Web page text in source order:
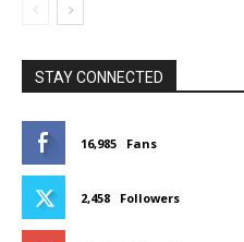
STAY CONNECTED
16,985 Fans
2,458 Followers